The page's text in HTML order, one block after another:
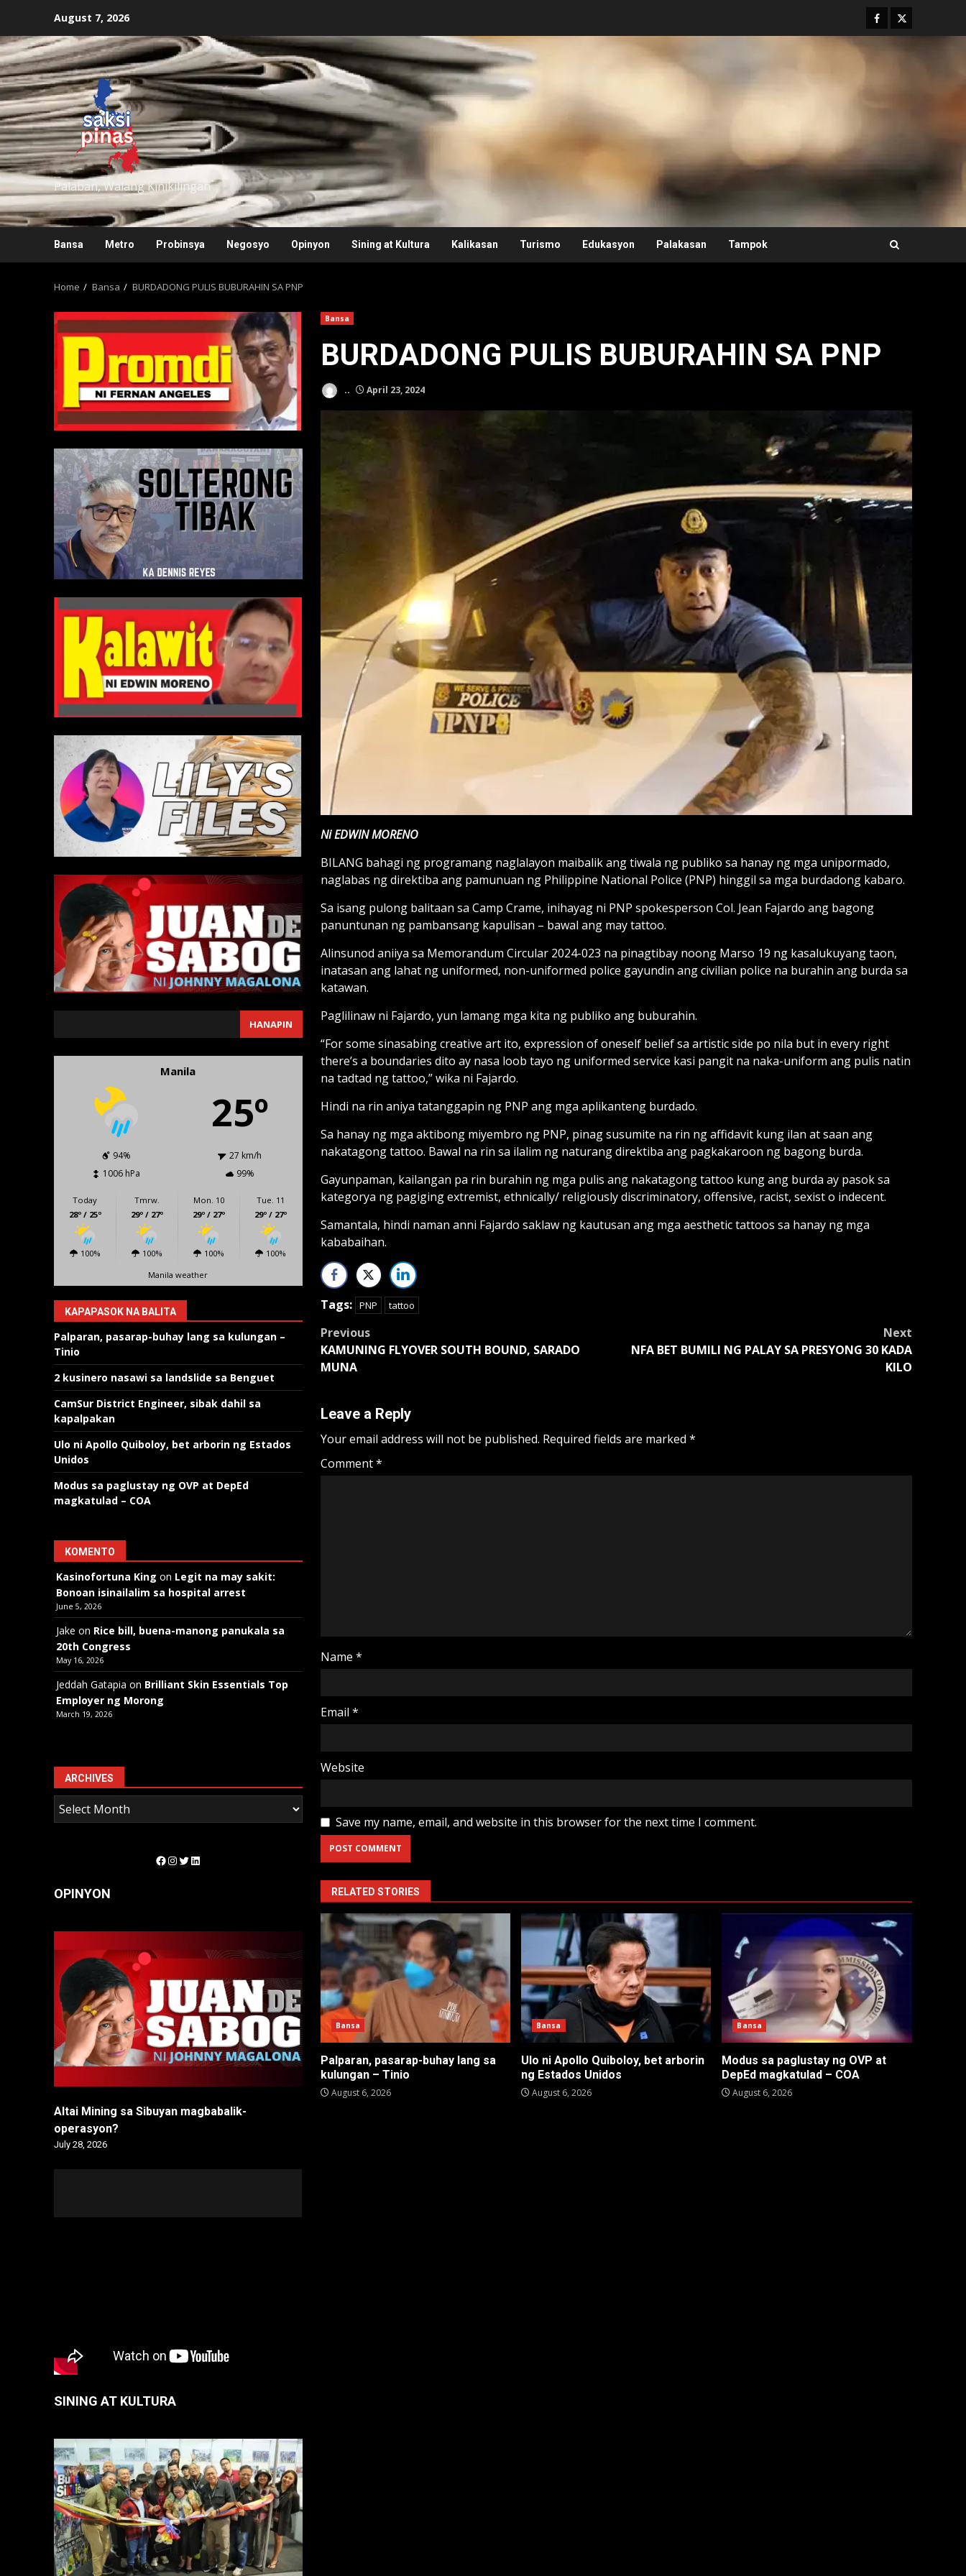
content
August 7, 2026 Facebook
Twitter
Palaban, Walang Kinikilingan
Bansa Metro Probinsya Negosyo Opinyon Sining at Kultura Kalikasan Turismo Edukasyon Palakasan Tampok
Home Bansa BURDADONG PULIS BUBURAHIN SA PNP
Bansa
BURDADONG PULIS BUBURAHIN SA PNP
.. April 23, 2024
Ni EDWIN MORENO
BILANG bahagi ng programang naglalayon maibalik ang tiwala ng publiko sa hanay ng mga unipormado,
naglabas ng direktiba ang pamunuan ng Philippine National Police (PNP) hinggil sa mga burdadong kabaro.
Sa isang pulong balitaan sa Camp Crame, inihayag ni PNP spokesperson Col. Jean Fajardo ang bagong
panuntunan ng pambansang kapulisan – bawal ang may tattoo.
Alinsunod aniiya sa Memorandum Circular 2024-023 na pinagtibay noong Marso 19 ng kasalukuyang taon,
inatasan ang lahat ng uniformed, non-uniformed police gayundin ang civilian police na burahin ang burda sa
katawan.
Paglilinaw ni Fajardo, yun lamang mga kita ng publiko ang buburahin.
“For some sinasabing creative art ito, expression of oneself belief sa artistic side po nila but in every right
there’s a boundaries dito ay nasa loob tayo ng uniformed service kasi pangit na naka-uniform ang pulis natin
na tadtad ng tattoo,” wika ni Fajardo.
Hindi na rin aniya tatanggapin ng PNP ang mga aplikanteng burdado.
Sa hanay ng mga aktibong miyembro ng PNP, pinag susumite na rin ng affidavit kung ilan at saan ang
nakatagong tattoo. Bawal na rin sa ilalim ng naturang direktiba ang pagkakaroon ng bagong burda.
Gayunpaman, kailangan pa rin burahin ng mga pulis ang nakatagong tattoo kung ang burda ay pasok sa
kategorya ng pagiging extremist, ethnically/ religiously discriminatory, offensive, racist, sexist o indecent.
Samantala, hindi naman anni Fajardo saklaw ng kautusan ang mga aesthetic tattoos sa hanay ng mga
kababaihan.
Tags: PNP tattoo
Post
navigation
Previous
KAMUNING FLYOVER SOUTH BOUND, SARADO
MUNA
Next
NFA BET BUMILI NG PALAY SA PRESYONG 30 KADA
KILO
Leave a Reply
Your email address will not be published. Required fields are marked *
Comment*
Name *
Email *
Website
Save my name, email, and website in this browser for the next time I comment.
RELATED STORIES
Bansa
Palparan, pasarap-buhay lang sa
kulungan – Tinio
August 6, 2026
Bansa
Ulo ni Apollo Quiboloy, bet arborin
ng Estados Unidos
August 6, 2026
Bansa
Modus sa paglustay ng OVP at
DepEd magkatulad – COA
August 6, 2026
HANAPIN
Manila
25º
94%
27 km/h
1006 hPa
99%
Today
28º / 25º
100%
Tmrw.
29º / 27º
100%
Mon. 10
29º / 27º
100%
Tue. 11
29º / 27º
100%
Manila weather
KAPAPASOK NA BALITA
Palparan, pasarap-buhay lang sa kulungan –
Tinio
2 kusinero nasawi sa landslide sa Benguet
CamSur District Engineer, sibak dahil sa
kapalpakan
Ulo ni Apollo Quiboloy, bet arborin ng Estados
Unidos
Modus sa paglustay ng OVP at DepEd
magkatulad – COA
KOMENTO
Kasinofortuna King on Legit na may sakit:
Bonoan isinailalim sa hospital arrest
June 5, 2026
Jake on Rice bill, buena-manong panukala sa
20th Congress
May 16, 2026
Jeddah Gatapia on Brilliant Skin Essentials Top
Employer ng Morong
March 19, 2026
ARCHIVES
Facebook
Instagram
Twitter
LinkedIn
OPINYON
Altai Mining sa Sibuyan magbabalik-
operasyon?
July 28, 2026
SINING AT KULTURA